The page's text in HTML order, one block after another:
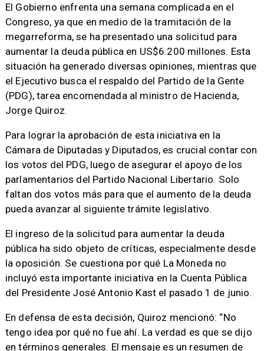
El Gobierno enfrenta una semana complicada en el
Congreso, ya que en medio de la tramitación de la
megarreforma, se ha presentado una solicitud para
aumentar la deuda pública en US$6.200 millones. Esta
situación ha generado diversas opiniones, mientras que
el Ejecutivo busca el respaldo del Partido de la Gente
(PDG), tarea encomendada al ministro de Hacienda,
Jorge Quiroz.
Para lograr la aprobación de esta iniciativa en la
Cámara de Diputadas y Diputados, es crucial contar con
los votos del PDG, luego de asegurar el apoyo de los
parlamentarios del Partido Nacional Libertario. Solo
faltan dos votos más para que el aumento de la deuda
pueda avanzar al siguiente trámite legislativo.
El ingreso de la solicitud para aumentar la deuda
pública ha sido objeto de críticas, especialmente desde
la oposición. Se cuestiona por qué La Moneda no
incluyó esta importante iniciativa en la Cuenta Pública
del Presidente José Antonio Kast el pasado 1 de junio.
En defensa de esta decisión, Quiroz mencionó: “No
tengo idea por qué no fue ahí. La verdad es que se dijo
en términos generales. El mensaje es un resumen de